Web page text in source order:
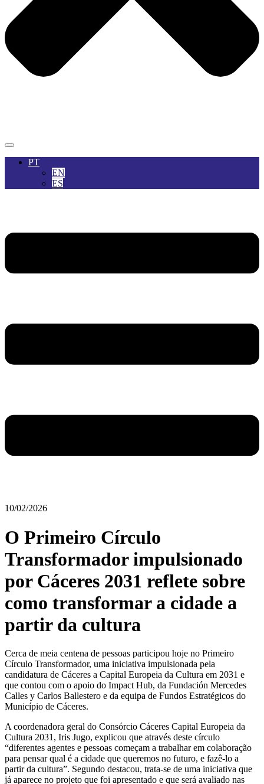
PT
EN
ES
10/02/2026
O Primeiro Círculo
Transformador impulsionado
por Cáceres 2031 reflete sobre
como transformar a cidade a
partir da cultura
Cerca de meia centena de pessoas participou hoje no Primeiro
Círculo Transformador, uma iniciativa impulsionada pela
candidatura de Cáceres a Capital Europeia da Cultura em 2031 e
que contou com o apoio do Impact Hub, da Fundación Mercedes
Calles y Carlos Ballestero e da equipa de Fundos Estratégicos do
Município de Cáceres.
A coordenadora geral do Consórcio Cáceres Capital Europeia da
Cultura 2031, Iris Jugo, explicou que através deste círculo
“diferentes agentes e pessoas começam a trabalhar em colaboração
para pensar qual é a cidade que queremos no futuro, e fazê-lo a
partir da cultura”. Segundo destacou, trata-se de uma iniciativa que
já aparece no projeto que foi apresentado e que será avaliado nas